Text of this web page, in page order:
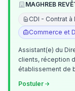
MAGHREB
CDI - Contrat
Commerce et
Assistant(e) du
clients, réception
établissement de
Postuler